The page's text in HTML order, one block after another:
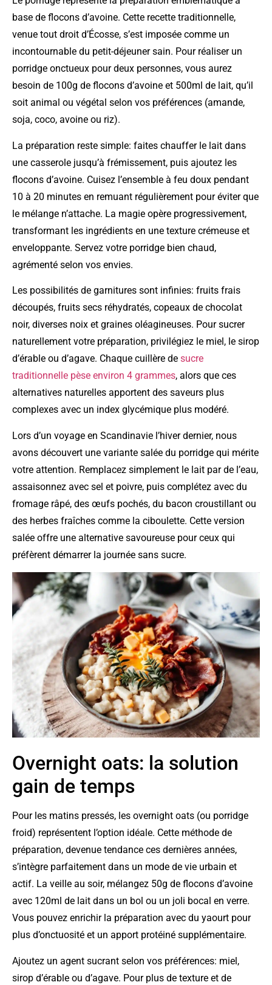
base de flocons d’avoine. Cette recette traditionnelle,
venue tout droit d’Écosse, s’est imposée comme un
incontournable du petit-déjeuner sain. Pour réaliser un
porridge onctueux pour deux personnes, vous aurez
besoin de 100g de flocons d’avoine et 500ml de lait, qu’il
soit animal ou végétal selon vos préférences (amande,
soja, coco, avoine ou riz).
La préparation reste simple: faites chauffer le lait dans
une casserole jusqu’à frémissement, puis ajoutez les
flocons d’avoine. Cuisez l’ensemble à feu doux pendant
10 à 20 minutes en remuant régulièrement pour éviter que
le mélange n’attache. La magie opère progressivement,
transformant les ingrédients en une texture crémeuse et
enveloppante. Servez votre porridge bien chaud,
agrémenté selon vos envies.
Les possibilités de garnitures sont infinies: fruits frais
découpés, fruits secs réhydratés, copeaux de chocolat
noir, diverses noix et graines oléagineuses. Pour sucrer
naturellement votre préparation, privilégiez le miel, le sirop
d’érable ou d’agave. Chaque cuillère de sucre
traditionnelle pèse environ 4 grammes, alors que ces
alternatives naturelles apportent des saveurs plus
complexes avec un index glycémique plus modéré.
Lors d’un voyage en Scandinavie l’hiver dernier, nous
avons découvert une variante salée du porridge qui mérite
votre attention. Remplacez simplement le lait par de l’eau,
assaisonnez avec sel et poivre, puis complétez avec du
fromage râpé, des œufs pochés, du bacon croustillant ou
des herbes fraîches comme la ciboulette. Cette version
salée offre une alternative savoureuse pour ceux qui
préfèrent démarrer la journée sans sucre.
Overnight oats: la solution
gain de temps
Pour les matins pressés, les overnight oats (ou porridge
froid) représentent l’option idéale. Cette méthode de
préparation, devenue tendance ces dernières années,
s’intègre parfaitement dans un mode de vie urbain et
actif. La veille au soir, mélangez 50g de flocons d’avoine
avec 120ml de lait dans un bol ou un joli bocal en verre.
Vous pouvez enrichir la préparation avec du yaourt pour
plus d’onctuosité et un apport protéiné supplémentaire.
Ajoutez un agent sucrant selon vos préférences: miel,
sirop d’érable ou d’agave. Pour plus de texture et de